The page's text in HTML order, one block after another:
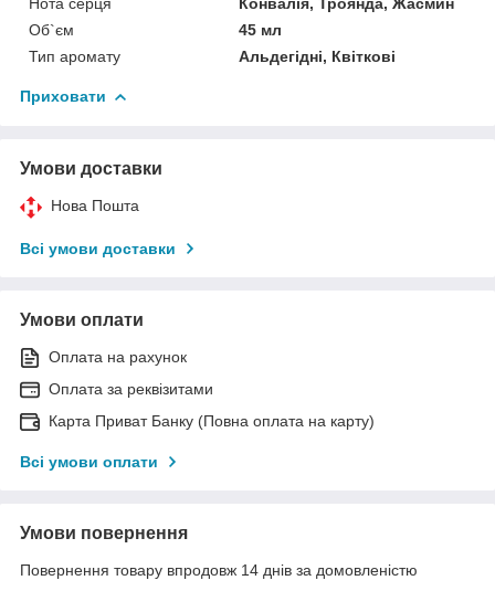
Об`єм
45 мл
Тип аромату
Альдегідні, Квіткові
Приховати
Умови доставки
Нова Пошта
Всі умови доставки
Умови оплати
Оплата на рахунок
Оплата за реквізитами
Карта Приват Банку (Повна оплата на карту)
Всі умови оплати
Умови повернення
Повернення товару впродовж 14 днів за домовленістю